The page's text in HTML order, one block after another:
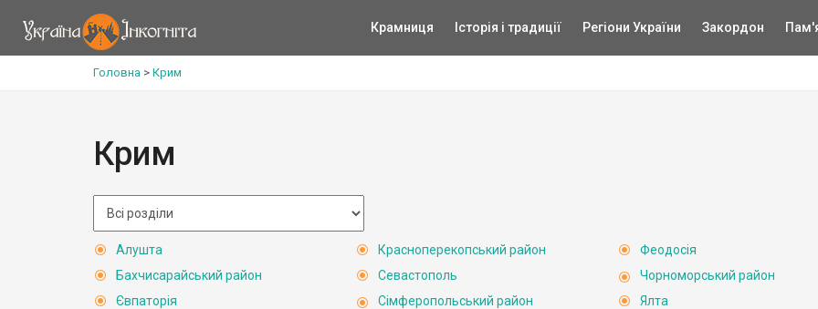
Крамниця Історія і традиції Регіони України Закордон
Головна > Крим
Крим
Алушта
Бахчисарайський район
Євпаторія
Красноперекопський район
Севастополь
Сімферопольський район
Феодосія
Чорноморський район
Ялта